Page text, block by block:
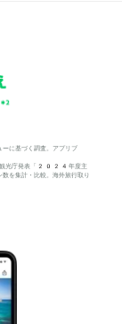
に基づく調査。アプリブ
観光庁発表「2024年度主
を集計・比較。海外旅行取り